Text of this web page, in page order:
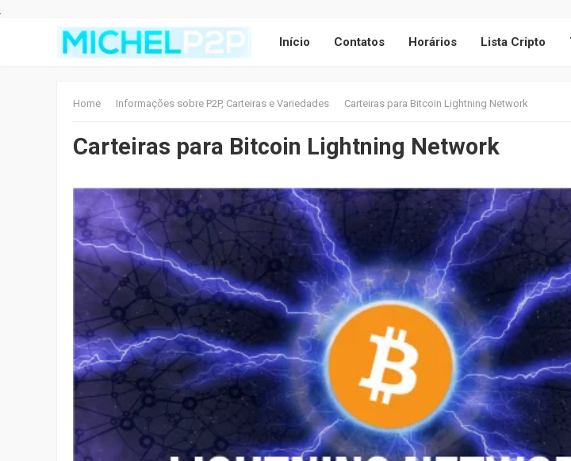
Início Contatos Horários Lista Cripto
Home Informações sobre P2P, Carteiras e Variedades Carteiras para Bitcoin Lightning Network
Carteiras para Bitcoin Lightning Network